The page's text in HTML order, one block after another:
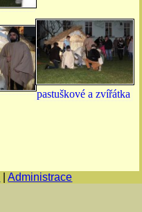
pastuškové a zvířátka
|Administrace